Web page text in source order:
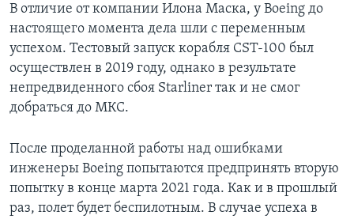
В отличие от компании Илона Маска, у Boeing до
настоящего момента дела шли с переменным
успехом. Тестовый запуск корабля CST-100 был
осуществлен в 2019 году, однако в результате
непредвиденного сбоя Starliner так и не смог
добраться до МКС.
После проделанной работы над ошибками
инженеры Boeing попытаются предпринять вторую
попытку в конце марта 2021 года. Как и в прошлый
раз, полет будет беспилотным. В случае успеха в